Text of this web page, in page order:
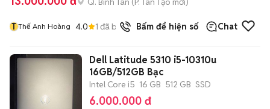
T Thế Anh Hoàng 4.0 1 đã bán Bấm để hiện số Chat
Dell Latitude 5310 i5-10310u
16GB/512GB Bạc
Intel Core i5 16 GB 512 GB SSD
6.000.000 đ